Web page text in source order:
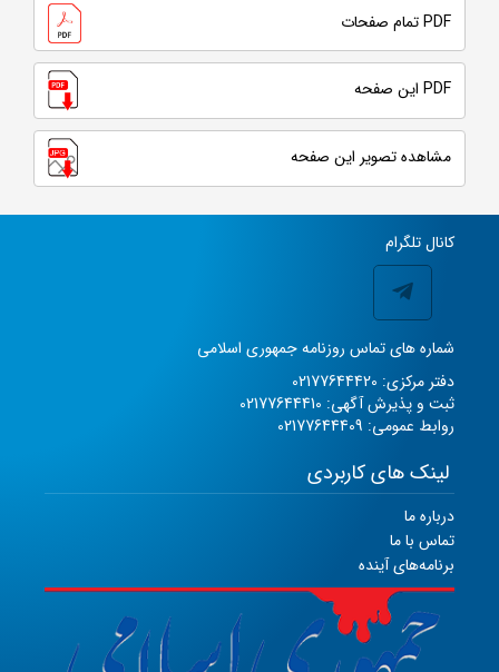
PDF تمام صفحات
PDF این صفحه
مشاهده تصویر این صفحه
کانال تلگرام
شماره های تماس روزنامه جمهوری اسلامی
دفتر مرکزی: 02177644420
ثبت و پذیرش آگهی: 02177644410
روابط عمومی: 02177644409
لینک های کاربردی
درباره ما
تماس با ما
برنامه‌های آینده